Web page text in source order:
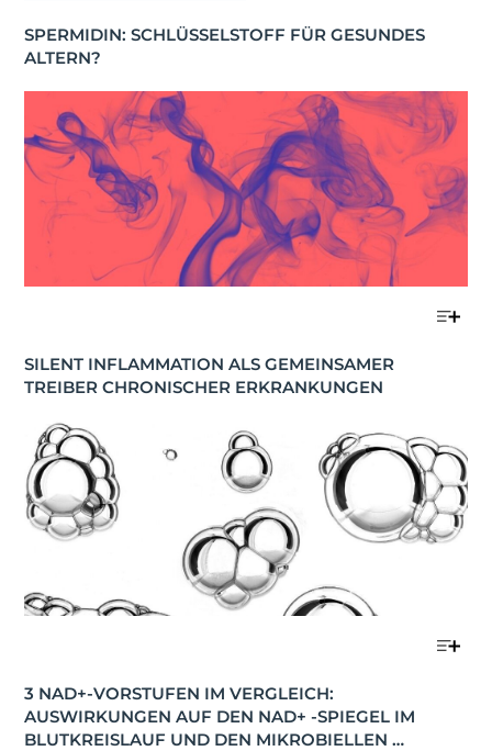
SPERMIDIN: SCHLÜSSELSTOFF FÜR GESUNDES
ALTERN?
SILENT INFLAMMATION ALS GEMEINSAMER
TREIBER CHRONISCHER ERKRANKUNGEN
3 NAD+-VORSTUFEN IM VERGLEICH:
AUSWIRKUNGEN AUF DEN NAD+ -SPIEGEL IM
BLUTKREISLAUF UND DEN MIKROBIELLEN